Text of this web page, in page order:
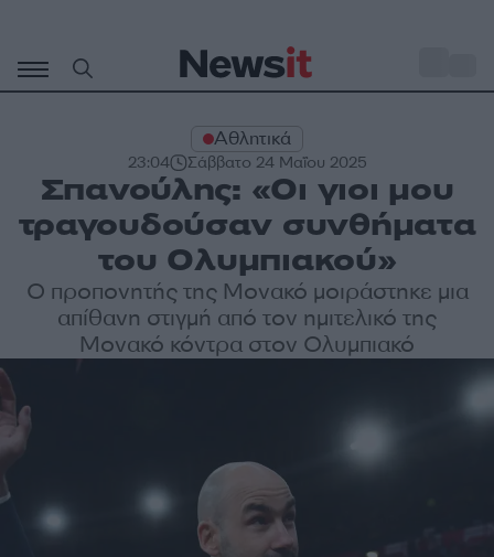
περιεχόμενο
Αθλητικά
23:04 Σάββατο 24 Μαΐου 2025
Σπανούλης: «Οι γιοι μου
τραγουδούσαν συνθήματα
του Ολυμπιακού»
Ο προπονητής της Μονακό μοιράστηκε μια
απίθανη στιγμή από τον ημιτελικό της
Μονακό κόντρα στον Ολυμπιακό